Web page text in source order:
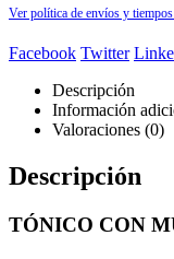
Ver política de envíos y tiempos
Facebook Twitter
Descripción
Información
Valoraciones (0)
Descripción
TÓNICO CON